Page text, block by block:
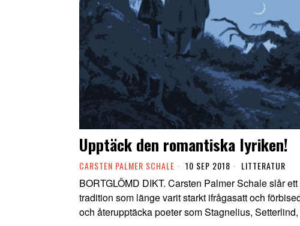
Upptäck den romantiska lyriken!
CARSTEN PALMER SCHALE 10 SEP 2018 LITTERATUR
BORTGLÖMD DIKT. Carsten Palmer Schale slår
tradition som länge varit starkt ifrågasatt och
och återupptäcka poeter som Stagnelius,